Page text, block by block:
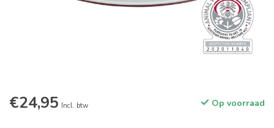
€24,95 Incl. btw Op voorraad